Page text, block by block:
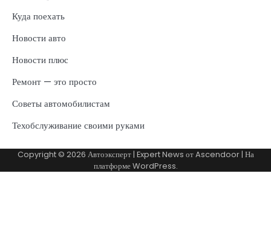
Куда поехать
Новости авто
Новости плюс
Ремонт — это просто
Советы автомобилистам
Техобслуживание своими руками
Copyright © 2026 Автоэксперт| Expert News отAscendoor| На
платформеWordPress.